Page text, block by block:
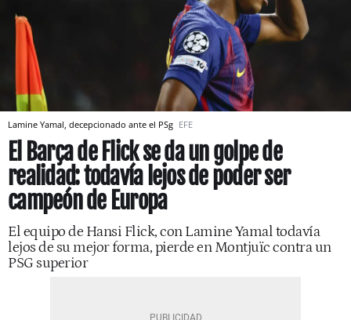
Lamine Yamal, decepcionado ante el PSg EFE
El Barça de Flick se da un golpe de
realidad: todavía lejos de poder ser
campeón de Europa
El equipo de Hansi Flick, con Lamine Yamal todavía
lejos de su mejor forma, pierde en Montjuïc contra un
PSG superior